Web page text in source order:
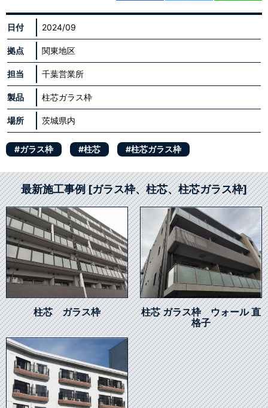
日付 2024/09
拠点 関東地区
担当 千葉営業所
製品 柱芯ガラス枠
場所 茨城県内
#ガラス枠 #柱芯 #柱芯ガラス枠
最新施工事例 [ガラス枠、柱芯、柱芯ガラス枠]
柱芯 ガラス枠
柱芯 ガラス枠 ウォール 直
格子